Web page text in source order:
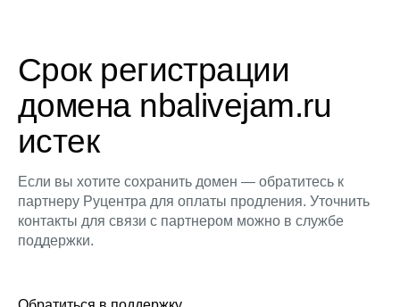
Срок регистрации
домена nbalivejam.ru
истек
Если вы хотите сохранить домен — обратитесь к
партнеру Руцентра для оплаты продления. Уточнить
контакты для связи с партнером можно в службе
поддержки.